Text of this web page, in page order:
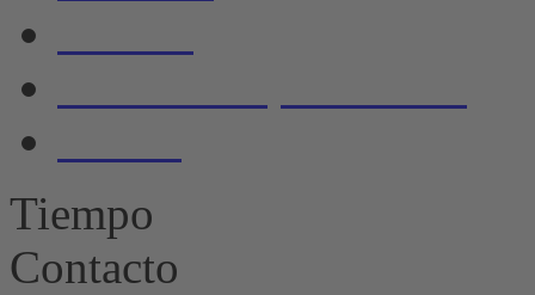
Tiempo
Contacto